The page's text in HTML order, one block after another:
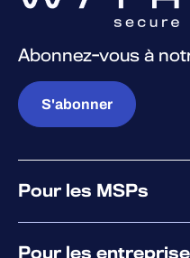
Abonnez-vous à
S'abonner
Pour les MSPs
Pour les